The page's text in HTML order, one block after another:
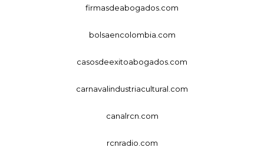
firmasdeabogados.com
bolsaencolombia.com
casosdeexitoabogados.com
carnavalindustriacultural.com
canalrcn.com
rcnradio.com